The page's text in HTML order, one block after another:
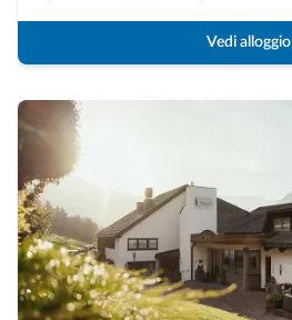
Vedi alloggio